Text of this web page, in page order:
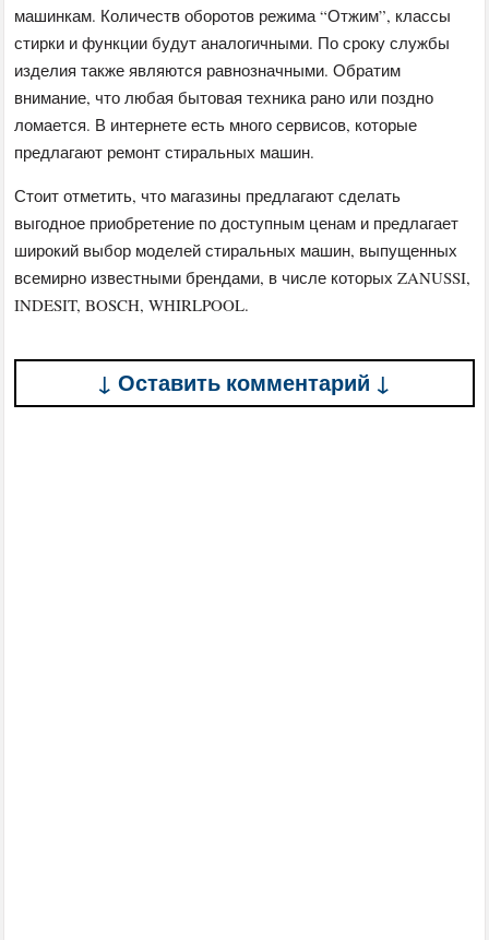
машинкам. Количеств оборотов режима “Отжим”, классы
стирки и функции будут аналогичными. По сроку службы
изделия также являются равнозначными. Обратим
внимание, что любая бытовая техника рано или поздно
ломается. В интернете есть много сервисов, которые
предлагают ремонт стиральных машин.
Стоит отметить, что магазины предлагают сделать
выгодное приобретение по доступным ценам и предлагает
широкий выбор моделей стиральных машин, выпущенных
всемирно известными брендами, в числе которых ZANUSSI,
INDESIT, BOSCH, WHIRLPOOL.
↓ Оставить комментарий ↓